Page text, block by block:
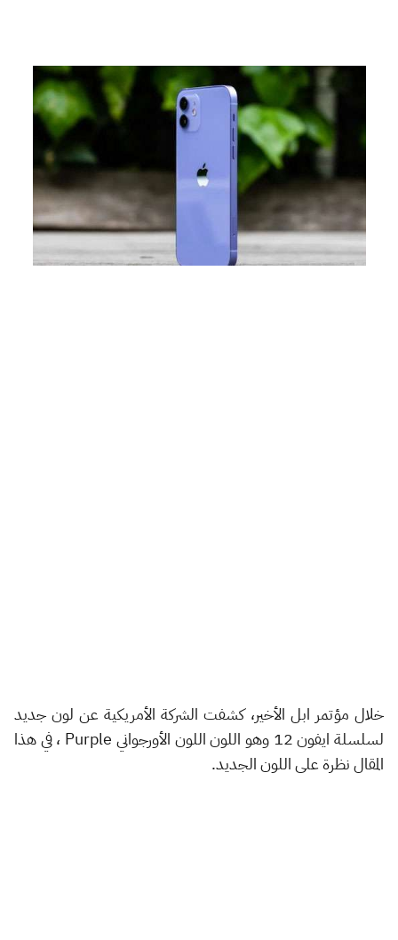
خلال مؤتمر ابل الأخير، كشفت الشركة الأمريكية عن لون جديد
لسلسلة ايفون 12 وهو اللون اللون الأورجواني Purple ، في هذا
المقال نظرة على اللون الجديد.